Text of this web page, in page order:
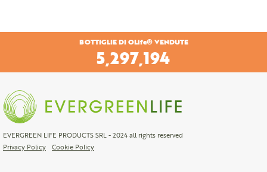
BOTTIGLIE DI OLife® VENDUTE
5,456,297
EVERGREEN LIFE PRODUCTS SRL - 2024 all rights reserved
Privacy Policy
Cookie Policy